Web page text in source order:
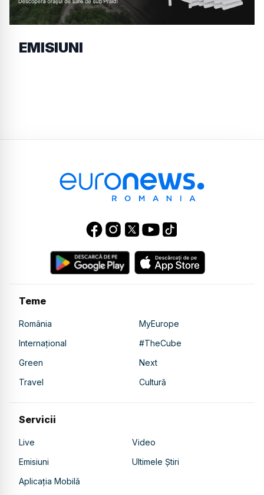
EMISIUNI
Teme
România
MyEurope
Internațional
#TheCube
Green
Next
Travel
Cultură
Servicii
Live
Video
Emisiuni
Ultimele Știri
Aplicația Mobilă